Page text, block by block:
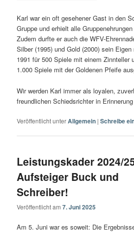
Karl war ein oft gesehener Gast in den
Gruppe und erhielt alle
Zudem durfte er auch die WFV-
Silber (1995) und Gold (2000) sein
1991 für 500 Spiele mit einem Zinnteller
1.000 Spiele mit der Goldenen Pfeife
Wir werden Karl immer als loyalen,
freundlichen Schiedsrichter in
Veröffentlicht unterAllgemein |Schreibe
Leistungskader 2024/
Aufsteiger Buck und
Schreiber!
Veröffentlicht am7. Juni 2025
Am 5. Juni war es soweit: Die